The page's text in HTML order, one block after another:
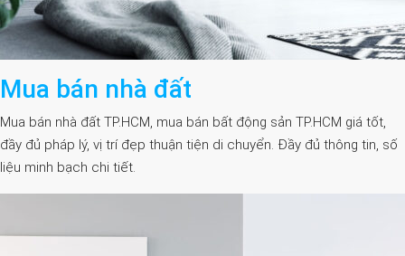
Mua bán nhà đất
Mua bán nhà đất TP.HCM, mua bán bất động sản TP.HCM giá tốt,
đầy đủ pháp lý, vị trí đẹp thuận tiện di chuyển. Đầy đủ thông tin, số
liệu minh bạch chi tiết.